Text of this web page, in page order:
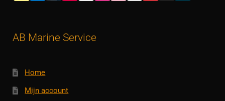
AB Marine Service
Home
Mijn account